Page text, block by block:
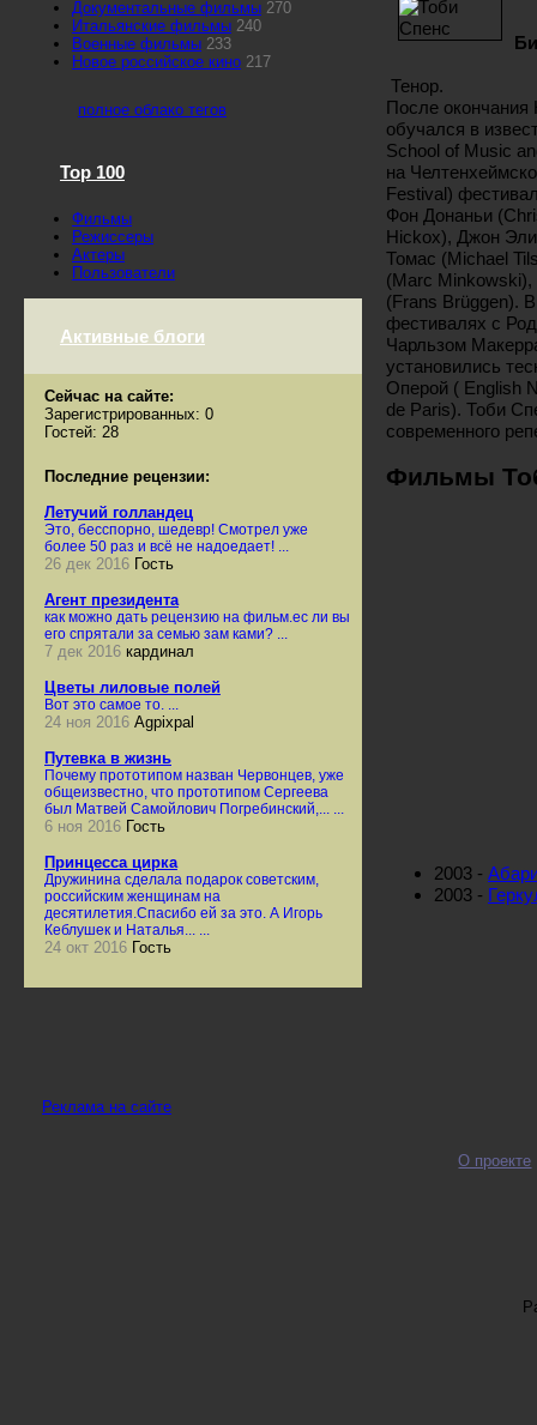
Тенор.
После
обучался в
School of Music
на
Festival)
Фон Донаньи
Hickox), Джон
Томас (Michael
(Marc
(Frans Brüggen).
фестивалях с
Чарльзом
установились
Оперой ( English
de Paris). Тоби
современного
Фильмы
2003 -
2003 -
Документальные фильмы 270
Итальянские фильмы 240
Военные фильмы 233
Новое российское кино 217
полное облако тегов
Top 100
Фильмы
Режиссеры
Актеры
Пользователи
Активные блоги
Сейчас на сайте:
Зарегистрированных: 0
Гостей: 28
Последние рецензии:
Летучий голландец
Это, бесспорно, шедевр! Смотрел уже
более 50 раз и всё не надоедает! ...
26 дек 2016 Гость
Агент президента
как можно дать рецензию на фильм.ес ли вы
его спрятали за семью зам ками? ...
7 дек 2016 кардинал
Цветы лиловые полей
Вот это самое то. ...
24 ноя 2016 Agpixpal
Путевка в жизнь
Почему прототипом назван Червонцев, уже
общеизвестно, что прототипом Сергеева
был Матвей Самойлович Погребинский,... ...
6 ноя 2016 Гость
Принцесса цирка
Дружинина сделала подарок советским,
российским женщинам на
десятилетия.Спасибо ей за это. А Игорь
Кеблушек и Наталья... ...
24 окт 2016 Гость
Реклама на сайте
О проекте